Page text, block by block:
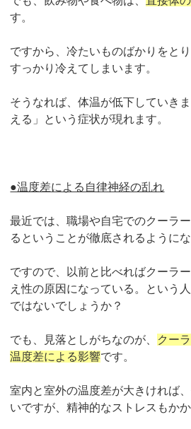
す。
ですから、冷たいものばかりをと
すっかり冷えてしまいます。
そうなれば、体温が低下していき
える」という症状が現れます。
●温度差による自律神経の乱れ
最近では、職場や自宅でのクーラ
るということが徹底されるようにな
ですので、以前と比べればクーラ
え性の原因になっている。という
ではないでしょうか？
でも、見落としがちなのが、 クー
温度差による影響です。
室内と室外の温度差が大きければ
いですが、精神的なストレスもかか